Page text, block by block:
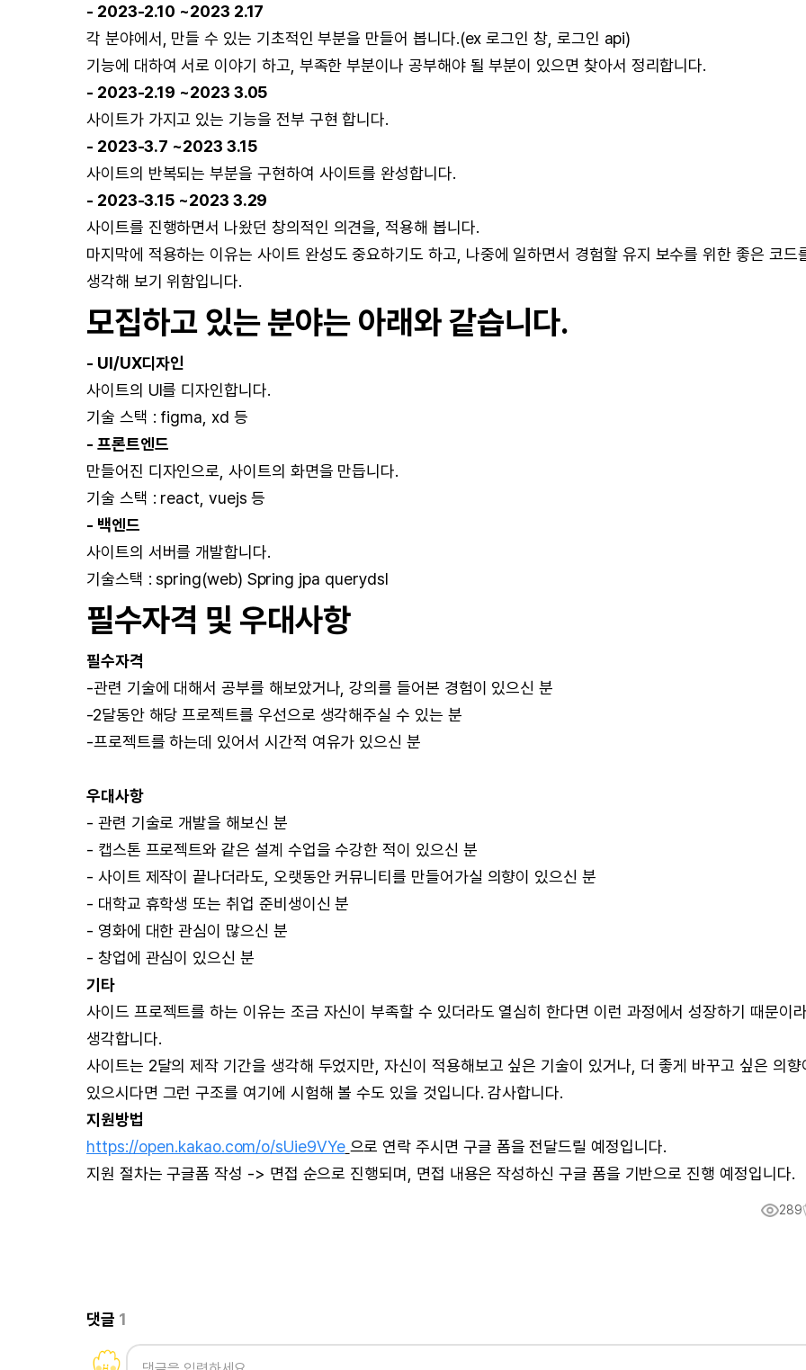
- 2023-2.10 ~2023 2.17
각 분야에서, 만들 수 있는 기초적인 부분을 만들어 봅니다.(ex 로그인 창, 로그인 api)
기능에 대하여 서로 이야기 하고, 부족한 부분이나 공부해야 될 부분이 있으면 찾아서 정리합니다.
- 2023-2.19 ~2023 3.05
사이트가 가지고 있는 기능을 전부 구현 합니다.
- 2023-3.7 ~2023 3.15
사이트의 반복되는 부분을 구현하여 사이트를 완성합니다.
- 2023-3.15 ~2023 3.29
사이트를 진행하면서 나왔던 창의적인 의견을, 적용해 봅니다.
마지막에 적용하는 이유는 사이트 완성도 중요하기도 하고, 나중에 일하면서 경험할 유지 보수를 위한 좋은 코드
생각해 보기 위함입니다.
모집하고 있는 분야는 아래와 같습니다.
- UI/UX디자인
사이트의 UI를 디자인합니다.
기술 스택 : figma, xd 등
- 프론트엔드
만들어진 디자인으로, 사이트의 화면을 만듭니다.
기술 스택 : react, vuejs 등
- 백엔드
사이트의 서버를 개발합니다.
기술스택 : spring(web) Spring jpa querydsl
필수자격 및 우대사항
필수자격
-관련 기술에 대해서 공부를 해보았거나, 강의를 들어본 경험이 있으신 분
-2달동안 해당 프로젝트를 우선으로 생각해주실 수 있는 분
-프로젝트를 하는데 있어서 시간적 여유가 있으신 분
우대사항
- 관련 기술로 개발을 해보신 분
- 캡스톤 프로젝트와 같은 설계 수업을 수강한 적이 있으신 분
- 사이트 제작이 끝나더라도, 오랫동안 커뮤니티를 만들어가실 의향이 있으신 분
- 대학교 휴학생 또는 취업 준비생이신 분
- 영화에 대한 관심이 많으신 분
- 창업에 관심이 있으신 분
기타
사이드 프로젝트를 하는 이유는 조금 자신이 부족할 수 있더라도 열심히 한다면 이런 과정에서 성장하기 때문이
생각합니다.
사이트는 2달의 제작 기간을 생각해 두었지만, 자신이 적용해보고 싶은 기술이 있거나, 더 좋게 바꾸고 싶은 의향
있으시다면 그런 구조를 여기에 시험해 볼 수도 있을 것입니다. 감사합니다.
지원방법
https://open.kakao.com/o/sUie9VYe 으로 연락 주시면 구글 폼을 전달드릴 예정입니다.
지원 절차는 구글폼 작성 -> 면접 순으로 진행되며, 면접 내용은 작성하신 구글 폼을 기반으로 진행 예정입니다.
289
댓글 1